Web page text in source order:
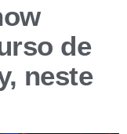
de
neste